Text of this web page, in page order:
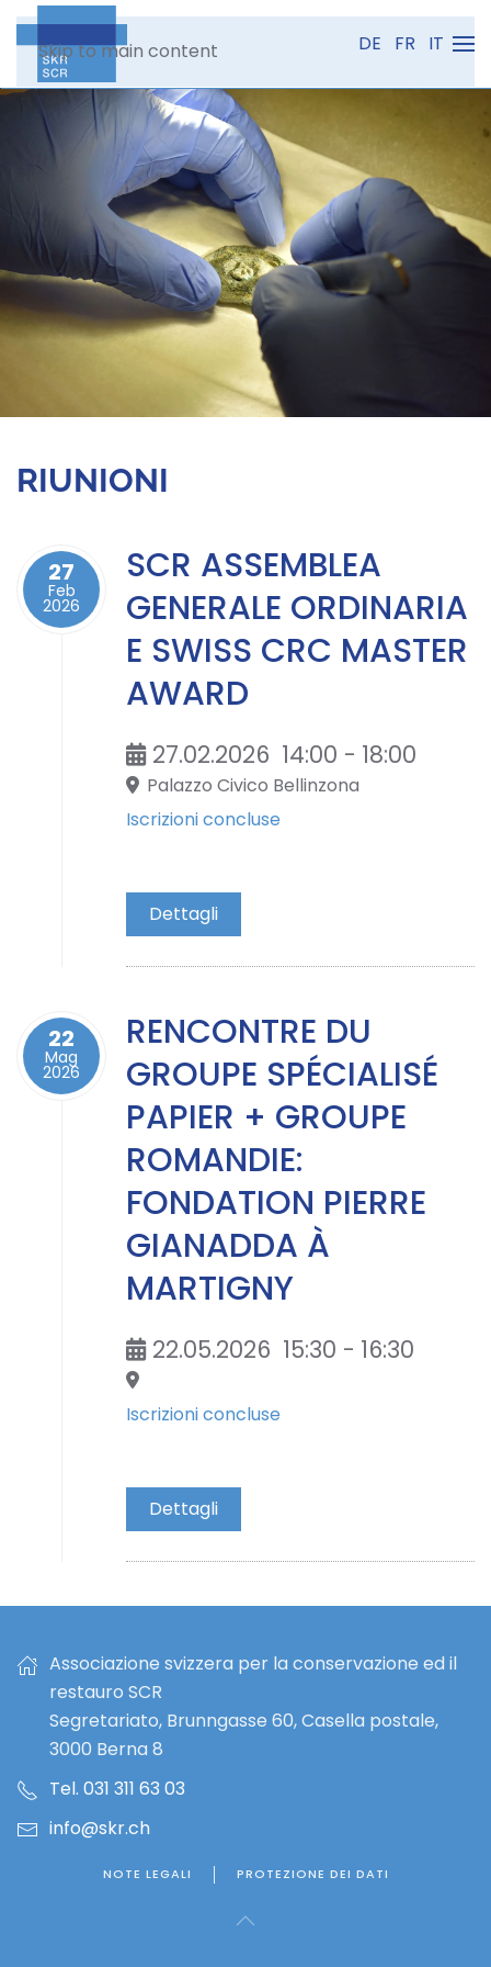
Skip to main content DE FR IT
RIUNIONI
27
Feb
2026
SCR ASSEMBLEA
GENERALE ORDINARIA
E SWISS CRC MASTER
AWARD
27.02.2026 14:00 - 18:00
Palazzo Civico Bellinzona
Iscrizioni concluse
Dettagli
22
Mag
2026
RENCONTRE DU
GROUPE SPÉCIALISÉ
PAPIER + GROUPE
ROMANDIE:
FONDATION PIERRE
GIANADDA À
MARTIGNY
22.05.2026 15:30 - 16:30
Iscrizioni concluse
Dettagli
Associazione svizzera per la conservazione ed il
restauro SCR
Segretariato, Brunngasse 60, Casella postale,
3000 Berna 8
Tel. 031 311 63 03
info@skr.ch
NOTE LEGALI PROTEZIONE DEI DATI